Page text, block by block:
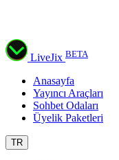
LiveJix BETA
Anasayfa
Yayıncı Araçları
Sohbet Odaları
Üyelik Paketleri
TR